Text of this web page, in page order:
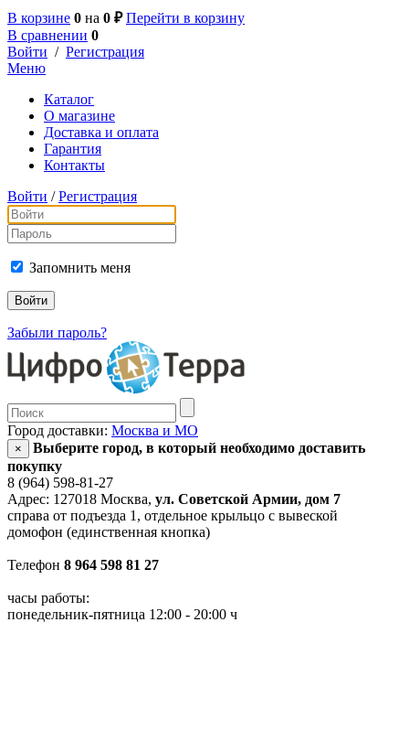
В корзине 0 на 0 ₽ Перейти в корзину
В сравнении 0
Войти / Регистрация
Меню
Каталог
О магазине
Доставка и оплата
Гарантия
Контакты
Войти / Регистрация
Запомнить меня
Забыли пароль?
Город доставки: Москва и МО
×
Выберите город, в который необходимо доставить
покупку
8 (964) 598-81-27
Адрес: 127018 Москва, ул. Советской Армии, дом 7
справа от подъезда 1, отдельное крыльцо с вывеской
домофон (единственная кнопка)
Телефон 8 964 598 81 27
часы работы:
понедельник-пятница 12:00 - 20:00 ч